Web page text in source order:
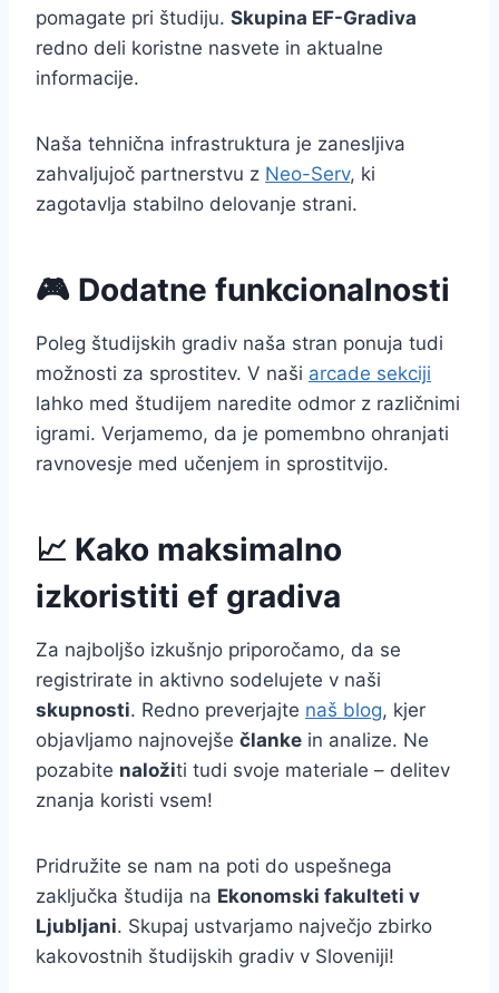
pomagate pri študiju. Skupina EF-Gradiva
redno deli koristne nasvete in aktualne
informacije.
Naša tehnična infrastruktura je zanesljiva
zahvaljujoč partnerstvu z Neo-Serv, ki
zagotavlja stabilno delovanje strani.
🎮 Dodatne funkcionalnosti
Poleg študijskih gradiv naša stran ponuja tudi
možnosti za sprostitev. V naši arcade sekciji
lahko med študijem naredite odmor z različnimi
igrami. Verjamemo, da je pomembno ohranjati
ravnovesje med učenjem in sprostitvijo.
📈 Kako maksimalno
izkoristiti ef gradiva
Za najboljšo izkušnjo priporočamo, da se
registrirate in aktivno sodelujete v naši
skupnosti. Redno preverjajte naš blog, kjer
objavljamo najnovejše članke in analize. Ne
pozabite naložiti tudi svoje materiale – delitev
znanja koristi vsem!
Pridružite se nam na poti do uspešnega
zaključka študija na Ekonomski fakulteti v
Ljubljani. Skupaj ustvarjamo največjo zbirko
kakovostnih študijskih gradiv v Sloveniji!